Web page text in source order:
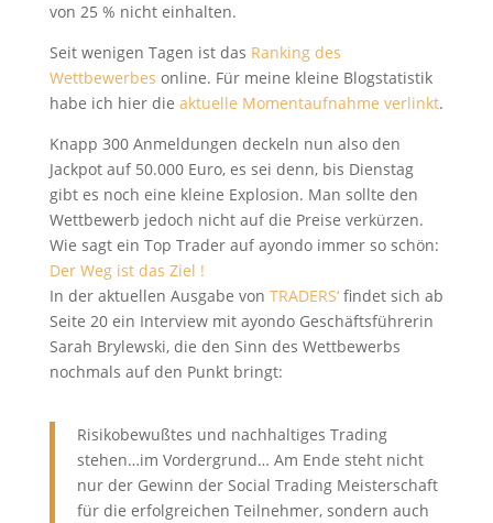
von 25 % nicht einhalten.
Seit wenigen Tagen ist das Ranking des
Wettbewerbes online. Für meine kleine Blogstatistik
habe ich hier die aktuelle Momentaufnahme verlinkt.
Knapp 300 Anmeldungen deckeln nun also den
Jackpot auf 50.000 Euro, es sei denn, bis Dienstag
gibt es noch eine kleine Explosion. Man sollte den
Wettbewerb jedoch nicht auf die Preise verkürzen.
Wie sagt ein Top Trader auf ayondo immer so schön:
Der Weg ist das Ziel !
In der aktuellen Ausgabe von TRADERS‘findet sich ab
Seite 20 ein Interview mit ayondo Geschäftsführerin
Sarah Brylewski, die den Sinn des Wettbewerbs
nochmals auf den Punkt bringt:
Risikobewußtes und nachhaltiges Trading
stehen…im Vordergrund… Am Ende steht nicht
nur der Gewinn der Social Trading Meisterschaft
für die erfolgreichen Teilnehmer, sondern auch